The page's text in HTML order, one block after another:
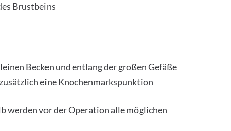
Brustbeins
Becken und entlang der großen Gefäße
eine Knochenmarkspunktion
werden vor der Operation alle möglichen